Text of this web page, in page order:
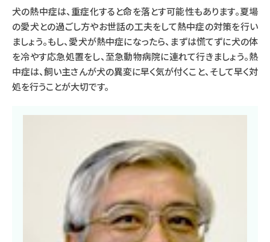
犬の熱中症は、重症化すると命を落とす可能性もあります。夏場
の愛犬との過ごし方やお世話の工夫をして熱中症の対策を行い
ましょう。もし、愛犬が熱中症になったら、まずは慌てずに犬の体
を冷やす応急処置をし、至急動物病院に連れて行きましょう。熱
中症は、飼い主さんが犬の異変に早く気が付くこと、そして早く対
処を行うことが大切です。